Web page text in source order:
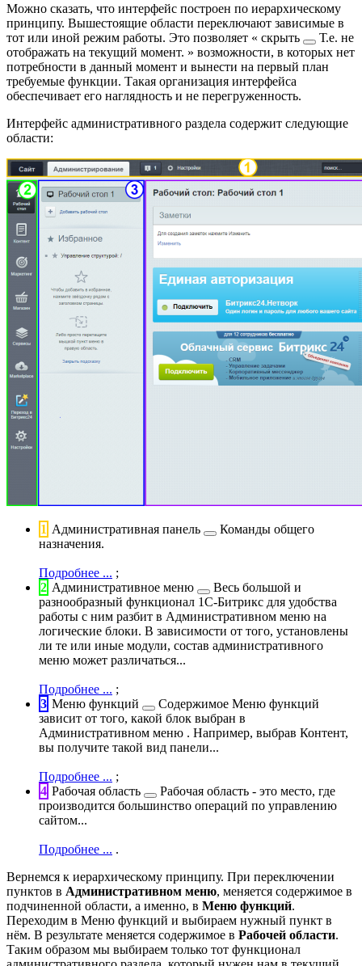
Можно сказать, что интерфейс построен по иерархическому
принципу. Вышестоящие области переключают зависимые в
тот или иной режим работы. Это позволяет
скрыть
Т.е. не
отображать на текущий момент.
возможности, в которых нет
потребности в данный момент и вынести на первый план
требуемые функции. Такая организация интерфейса
обеспечивает его наглядность и не перегруженность.
Интерфейс административного раздела содержит следующие
области:
1 Административная панель
Команды общего
назначения.
Подробнее ... ;
2 Административное меню
Весь большой и
разнообразный функционал 1С-Битрикс для удобства
работы с ним разбит в Административном меню на
логические блоки. В зависимости от того, установлены
ли те или иные модули, состав административного
меню может различаться...
Подробнее ... ;
3 Меню функций
Содержимое Меню функций
зависит от того, какой блок выбран в
Административном меню . Например, выбрав Контент,
вы получите такой вид панели...
Подробнее ... ;
4 Рабочая область
Рабочая область - это место, где
производится большинство операций по управлению
сайтом...
Подробнее ... .
Вернемся к иерархическому принципу. При переключении
пунктов в Административном меню, меняется содержимое в
подчиненной области, а именно, в Меню функций.
Переходим в Меню функций и выбираем нужный пункт в
нём. В результате меняется содержимое в Рабочей области.
Таким образом мы выбираем только тот функционал